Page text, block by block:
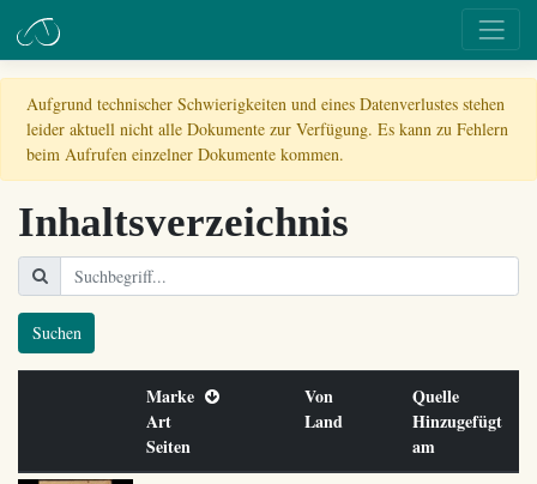
Aufgrund technischer Schwierigkeiten und eines Datenverlustes stehen
leider aktuell nicht alle Dokumente zur Verfügung. Es kann zu Fehlern
beim Aufrufen einzelner Dokumente kommen.
Inhaltsverzeichnis
Suchen
Marke
Art
Seiten
Von
Land
Quelle
Hinzugefügt
am